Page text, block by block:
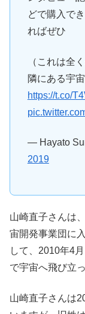
どで購入で
ればぜひ
（これは全
隣にある宇
https://t.co/
— Hayato
2019
山崎直子さんは
宙開発事業団に
して、2010年4
で宇宙へ飛び立
山崎直子さんは